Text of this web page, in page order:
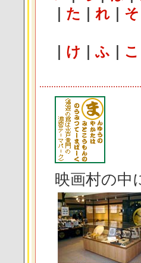
た れ｜ そ
け ふ こ
映画村の中